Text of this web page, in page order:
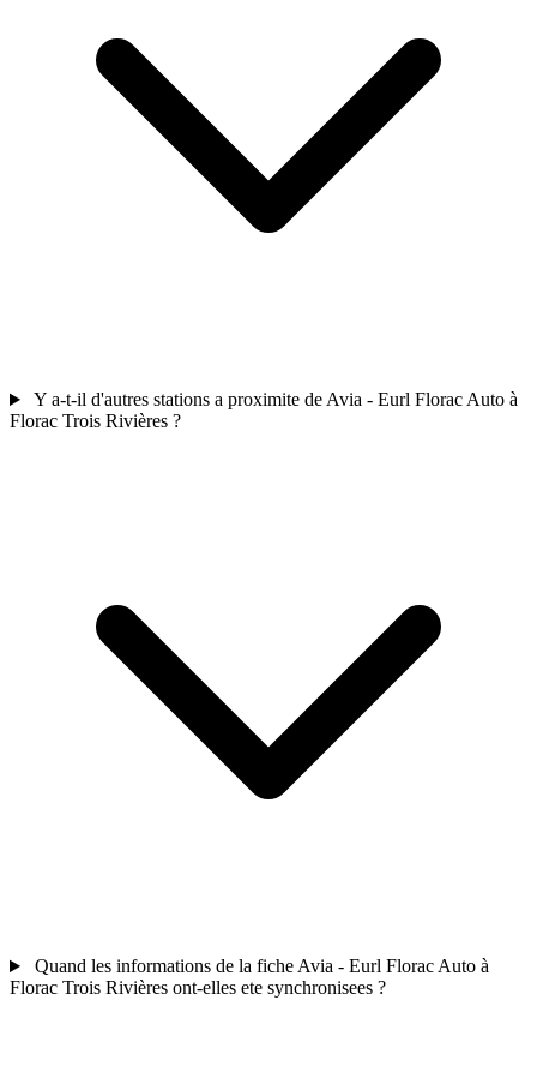
Y a-t-il d'autres stations a proximite de Avia - Eurl Florac Auto à
Florac Trois Rivières ?
Quand les informations de la fiche Avia - Eurl Florac Auto à
Florac Trois Rivières ont-elles ete synchronisees ?